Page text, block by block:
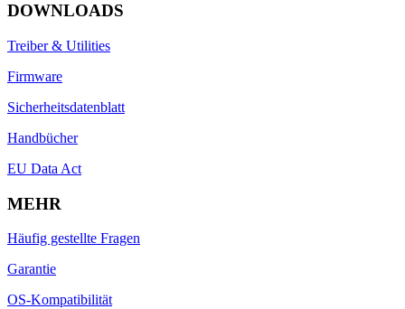
DOWNLOADS
Treiber & Utilities
Firmware
Sicherheitsdatenblatt
Handbücher
EU Data Act
MEHR
Häufig gestellte Fragen
Garantie
OS-Kompatibilität